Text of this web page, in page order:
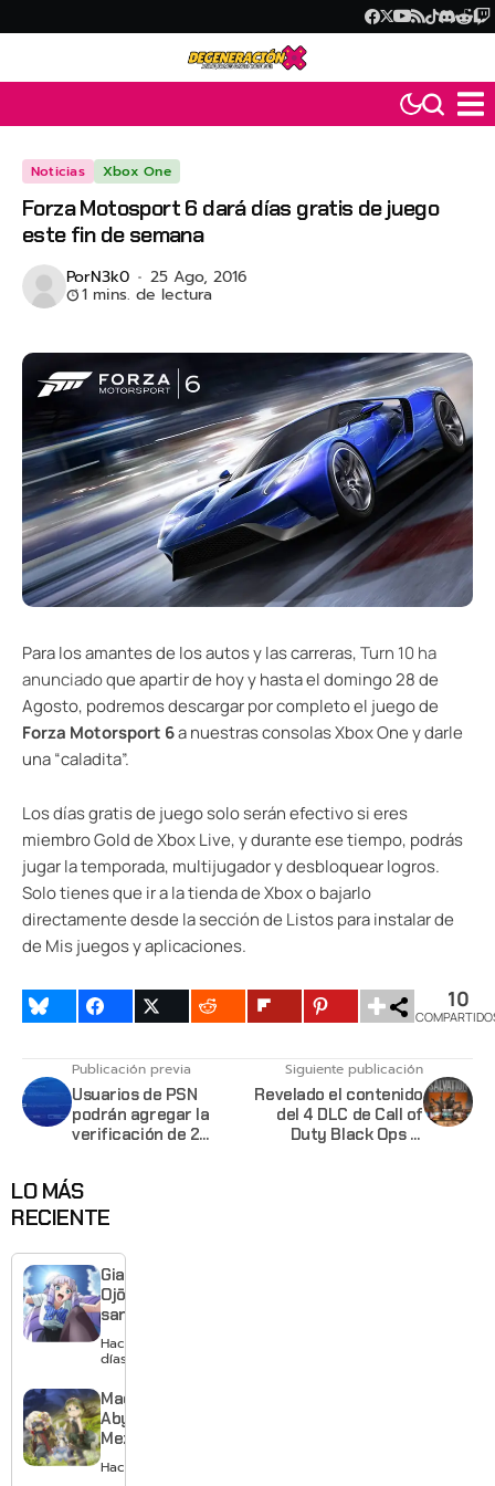
Noticias Xbox One
Forza Motosport 6 dará días gratis de juego
este fin de semana
PorN3k0 25 Ago, 2016
1 mins. de lectura
Para los amantes de los autos y las carreras,Turn 10 ha
anunciadoque apartir de hoy y hasta el domingo 28 de
Agosto, podremos descargar por completo el juego de
Forza Motorsport 6a nuestras consolas Xbox One y darle
una “caladita”.
Los días gratis de juego solo serán efectivo si eres
miembro Gold de Xbox Live, y durante ese tiempo, podrás
jugar la temporada, multijugador y desbloquear logros.
Solo tienes que ir a la tienda de Xbox o bajarlo
directamente desde la sección de Listos para instalar de
de Mis juegos y aplicaciones.
10
Publicación previa
Usuarios de PSN
podrán agregar la
verificación de 2
Siguiente publicación
Revelado el contenido
del 4 DLC de Call of
Duty Black Ops 3:
LO MÁS
RECIENTE
Giant
Ojō-
sama
revela
visual y
estreno
para
enero de
Hace 2
días
Made in
Abyss:
Mezameru
Shinpi
revela
Hace 2 días